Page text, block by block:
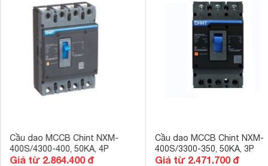
Cầu dao MCCB Chint NXM-
400S/4300-400, 50KA, 4P
Giá từ 2.864.400 đ
Cầu dao MCCB Chint NXM-
400S/3300-350, 50KA, 3P
Giá từ 2.471.700 đ